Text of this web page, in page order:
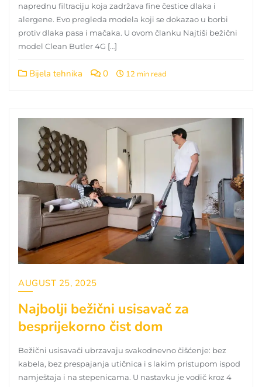
naprednu filtraciju koja zadržava fine čestice dlaka i
alergene. Evo pregleda modela koji se dokazao u borbi
protiv dlaka pasa i mačaka. U ovom članku Najtiši bežični
model Clean Butler 4G […]
Bijela tehnika 0 12 min read
AUGUST 25, 2025
Najbolji bežični usisavač za
besprijekorno čist dom
Bežični usisavači ubrzavaju svakodnevno čišćenje: bez
kabela, bez prespajanja utičnica i s lakim pristupom ispod
namještaja i na stepenicama. U nastavku je vodič kroz 4